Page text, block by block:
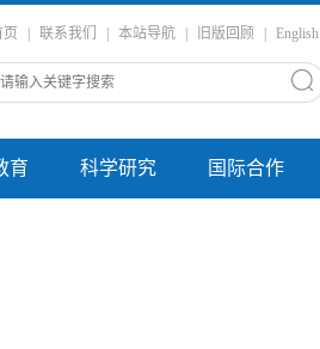
联系我们 本站导航 旧版回顾 English
育 科学研究 国际合作